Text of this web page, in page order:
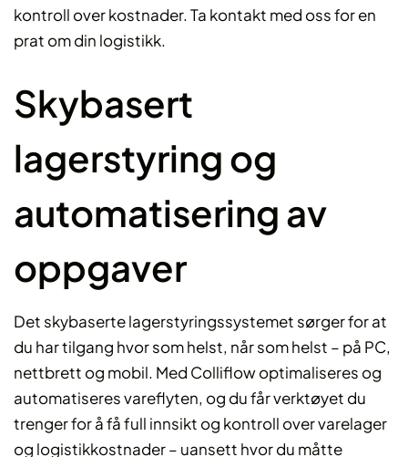
kontroll over kostnader. Ta kontakt med oss for en
prat om din logistikk.
Skybasert
lagerstyring og
automatisering av
oppgaver
Det skybaserte lagerstyringssystemet sørger for at
du har tilgang hvor som helst, når som helst – på PC,
nettbrett og mobil. Med Colliflow optimaliseres og
automatiseres vareflyten, og du får verktøyet du
trenger for å få full innsikt og kontroll over varelager
og logistikkostnader – uansett hvor du måtte